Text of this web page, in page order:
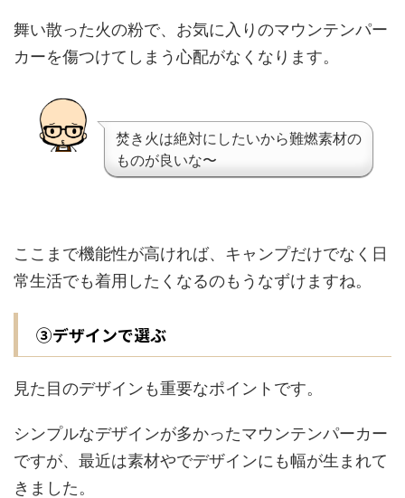
舞い散った火の粉で、お気に入りのマウンテンパー
カーを傷つけてしまう心配がなくなります。
焚き火は絶対にしたいから難燃素材の
ものが良いな〜
ここまで機能性が高ければ、キャンプだけでなく日
常生活でも着用したくなるのもうなずけますね。
③デザインで選ぶ
見た目のデザインも重要なポイントです。
シンプルなデザインが多かったマウンテンパーカー
ですが、最近は素材やでデザインにも幅が生まれて
きました。